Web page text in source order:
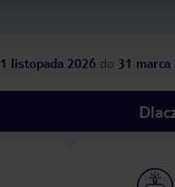
1 listopada 2026 do 31 marca